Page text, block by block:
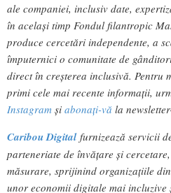
ale companiei, inclusiv date,
în același timp Fondul filantropic
produce cercetări independente, a
împuternici o comunitate de
direct în creșterea inclusivă. Pentru
primi cele mai recente informații,
Instagram și abonați-vă la
Caribou Digitalfurnizează servicii
parteneriate de învățare și
măsurare, sprijinind organizațiile
unor economii digitale mai incluzive